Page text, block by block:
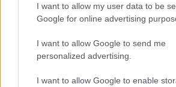
I want to allow my user data to be
Google for online advertising
I want to allow Google to send me
personalized advertising.
I want to allow Google to enable
Publicerad:2026-08-06 1 min läsning